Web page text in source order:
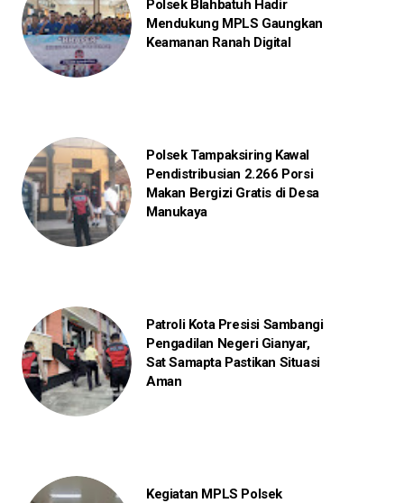
Polsek Blahbatuh Hadir
Mendukung MPLS Gaungkan
Keamanan Ranah Digital
Polsek Tampaksiring Kawal
Pendistribusian 2.266 Porsi
Makan Bergizi Gratis di Desa
Manukaya
Patroli Kota Presisi Sambangi
Pengadilan Negeri Gianyar,
Sat Samapta Pastikan Situasi
Aman
Kegiatan MPLS Polsek